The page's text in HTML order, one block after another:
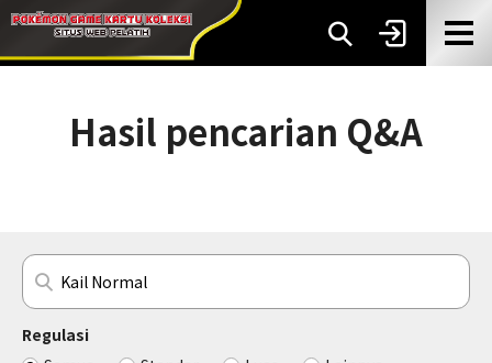
Hasil pencarian Q&A
Regulasi